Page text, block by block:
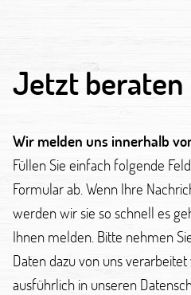
Jetzt beraten
Wir melden uns innerhalb
Füllen Sie einfach folgende
Formular ab. Wenn Ihre
werden wir sie so schnell es
Ihnen melden. Bitte nehmen
Daten dazu von uns
ausführlich in unseren